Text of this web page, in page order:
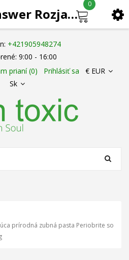
+421905948274
9:00 - 16:00
prianí (0) Prihlásiť sa
€ EUR
Sk
0
prírodná zubná pasta Periobrite so
Nature´s Answer Rozjasňujúca prírodná zubná pasta Periobrite so xylitolom bez fluoridu 113,4 g